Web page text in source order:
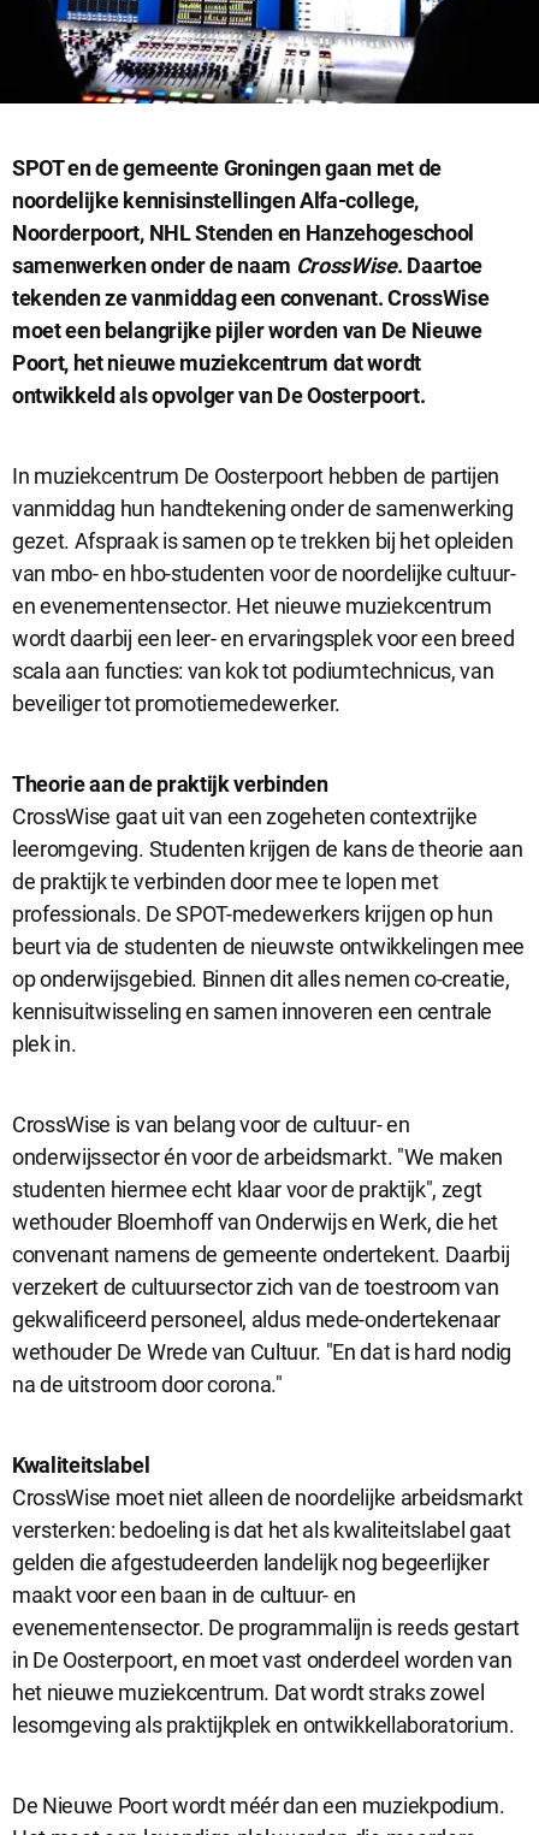
Sluit
dialog
Noodzakelijke cookies
Noodzakelijke cookies zijn noodzakelijk om de website te laten
werken.
Functionele cookies
Functionele cookies hebben een functionele rol binnen de
website. De cookies zorgen ervoor dat de website goed
Analytische cookies
Analytische cookies geven ons inzicht in hoe de website wordt
gebruikt. Op basis van deze informatie kunnen wij deze website
gebruiksvriendelijker maken.
Marketing cookies
Marketing cookies worden gebruikt om relevante advertenties te
surfgedrag op onze website.
Selectie accepteren
Alle cookies accepteren
SPOT en de gemeente Groningen gaan met de
noordelijke kennisinstellingen Alfa-college,
Noorderpoort, NHL Stenden en Hanzehogeschool
samenwerken onder de naam CrossWise. Daartoe
tekenden ze vanmiddag een convenant. CrossWise
moet een belangrijke pijler worden van De Nieuwe
Poort, het nieuwe muziekcentrum dat wordt
ontwikkeld als opvolger van De Oosterpoort.
In muziekcentrum De Oosterpoort hebben de partijen
vanmiddag hun handtekening onder de samenwerking
gezet. Afspraak is samen op te trekken bij het opleiden
van mbo- en hbo-studenten voor de noordelijke cultuur-
en evenementensector. Het nieuwe muziekcentrum
wordt daarbij een leer- en ervaringsplek voor een breed
scala aan functies: van kok tot podiumtechnicus, van
beveiliger tot promotiemedewerker.
Theorie aan de praktijk verbinden
CrossWise gaat uit van een zogeheten contextrijke
leeromgeving. Studenten krijgen de kans de theorie aan
de praktijk te verbinden door mee te lopen met
professionals. De SPOT-medewerkers krijgen op hun
beurt via de studenten de nieuwste ontwikkelingen mee
op onderwijsgebied. Binnen dit alles nemen co-creatie,
kennisuitwisseling en samen innoveren een centrale
plek in.
CrossWise is van belang voor de cultuur- en
onderwijssector én voor de arbeidsmarkt. "We maken
studenten hiermee echt klaar voor de praktijk", zegt
wethouder Bloemhoff van Onderwijs en Werk, die het
convenant namens de gemeente ondertekent. Daarbij
verzekert de cultuursector zich van de toestroom van
gekwalificeerd personeel, aldus mede-ondertekenaar
wethouder De Wrede van Cultuur. "En dat is hard nodig
na de uitstroom door corona."
Kwaliteitslabel
CrossWise moet niet alleen de noordelijke arbeidsmarkt
versterken: bedoeling is dat het als kwaliteitslabel gaat
gelden die afgestudeerden landelijk nog begeerlijker
maakt voor een baan in de cultuur- en
evenementensector. De programmalijn is reeds gestart
in De Oosterpoort, en moet vast onderdeel worden van
het nieuwe muziekcentrum. Dat wordt straks zowel
lesomgeving als praktijkplek en ontwikkellaboratorium.
De Nieuwe Poort wordt méér dan een muziekpodium.